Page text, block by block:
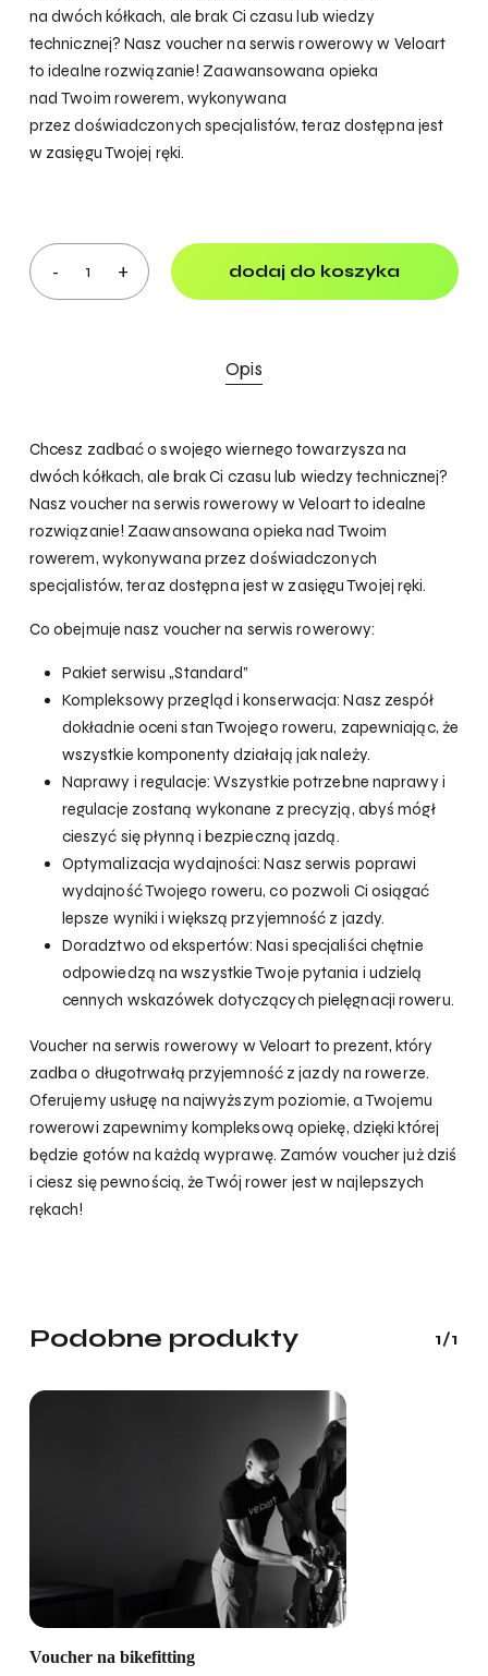
Brak produktów w koszyku.
na dwóch kółkach, ale brak Ci czasu lub wiedzy
technicznej? Nasz voucher na serwis rowerowy w Veloart
to idealne rozwiązanie! Zaawansowana opieka
nad Twoim rowerem, wykonywana
przez doświadczonych specjalistów, teraz dostępna jest
w zasięgu Twojej ręki.
dodaj do koszyka
Opis
Chcesz zadbać o swojego wiernego towarzysza na
dwóch kółkach, ale brak Ci czasu lub wiedzy technicznej?
Nasz voucher na serwis rowerowy w Veloart to idealne
rozwiązanie! Zaawansowana opieka nad Twoim
rowerem, wykonywana przez doświadczonych
specjalistów, teraz dostępna jest w zasięgu Twojej ręki.
Co obejmuje nasz voucher na serwis rowerowy:
Pakiet serwisu „Standard”
Kompleksowy przegląd i konserwacja: Nasz zespół
dokładnie oceni stan Twojego roweru, zapewniając, że
wszystkie komponenty działają jak należy.
Naprawy i regulacje: Wszystkie potrzebne naprawy i
regulacje zostaną wykonane z precyzją, abyś mógł
cieszyć się płynną i bezpieczną jazdą.
Optymalizacja wydajności: Nasz serwis poprawi
wydajność Twojego roweru, co pozwoli Ci osiągać
lepsze wyniki i większą przyjemność z jazdy.
Doradztwo od ekspertów: Nasi specjaliści chętnie
odpowiedzą na wszystkie Twoje pytania i udzielą
cennych wskazówek dotyczących pielęgnacji roweru.
Voucher na serwis rowerowy w Veloart to prezent, który
zadba o długotrwałą przyjemność z jazdy na rowerze.
Oferujemy usługę na najwyższym poziomie, a Twojemu
rowerowi zapewnimy kompleksową opiekę, dzięki której
będzie gotów na każdą wyprawę. Zamów voucher już dziś
i ciesz się pewnością, że Twój rower jest w najlepszych
rękach!
Podobne produkty 1/1
Voucher na bikefitting